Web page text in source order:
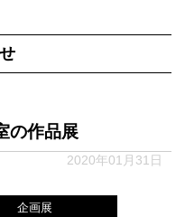
の作品展
2020年01月31日
企画展